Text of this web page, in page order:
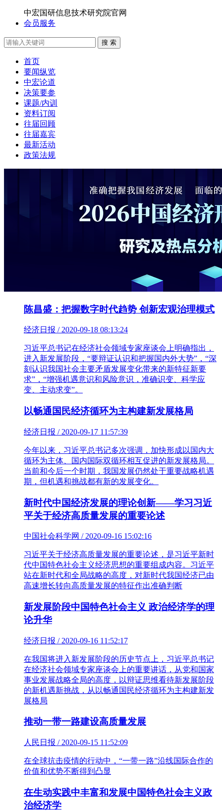
中宏国研信息技术研究院官网
会员服务
搜 索
首页
要闻纵览
中宏论道
决策要参
课题/内训
资料订阅
往届回顾
往届嘉宾
最新活动
政策法规
陈昌盛：把握数字时代趋势 创新宏观治理模式
经济日报 / 2020-09-18 08:13:24
习近平总书记在经济社会领域专家座谈会上明确指出，
进入新发展阶段，“要辩证认识和把握国内外大势”，“深
刻认识我国社会主要矛盾发展变化带来的新特征新要
求”，“增强机遇意识和风险意识，准确识变、科学应
变、主动求变”。
以畅通国民经济循环为主构建新发展格局
经济日报 / 2020-09-17 11:57:39
今年以来，习近平总书记多次强调，加快形成以国内大
循环为主体、国内国际双循环相互促进的新发展格局。
当前和今后一个时期，我国发展仍然处于重要战略机遇
期，但机遇和挑战都有新的发展变化。
新时代中国经济发展的理论创新——学习习近
平关于经济高质量发展的重要论述
中国社会科学网 / 2020-09-16 15:02:16
习近平关于经济高质量发展的重要论述，是习近平新时
代中国特色社会主义经济思想的重要组成内容。习近平
站在新时代和全局战略的高度，对新时代我国经济已由
高速增长转向高质量发展的特征作出准确判断
新发展阶段中国特色社会主义 政治经济学的理
论升华
经济日报 / 2020-09-16 11:52:17
在我国将进入新发展阶段的历史节点上，习近平总书记
在经济社会领域专家座谈会上的重要讲话，从党和国家
事业发展战略全局的高度，以辩证思维看待新发展阶段
的新机遇新挑战，从以畅通国民经济循环为主构建新发
展格局
推动一带一路建设高质量发展
人民日报 / 2020-09-15 11:52:09
在全球抗击疫情的行动中，“一带一路”沿线国际合作的
价值和优势不断得到凸显
在生动实践中丰富和发展中国特色社会主义政
治经济学